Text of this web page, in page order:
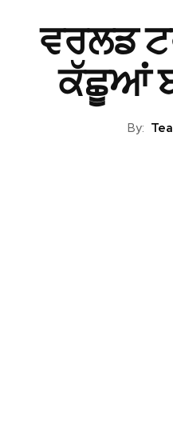
ਵਰਲਡ
ਕੱਛੂਆਂ
By: